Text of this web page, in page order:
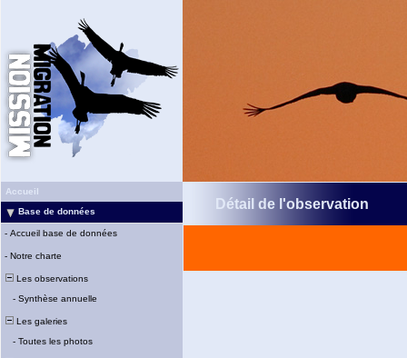
Accueil
Base de données
- Accueil base de données
- Notre charte
Les observations
- Synthèse annuelle
Les galeries
- Toutes les photos
Détail de l'observation